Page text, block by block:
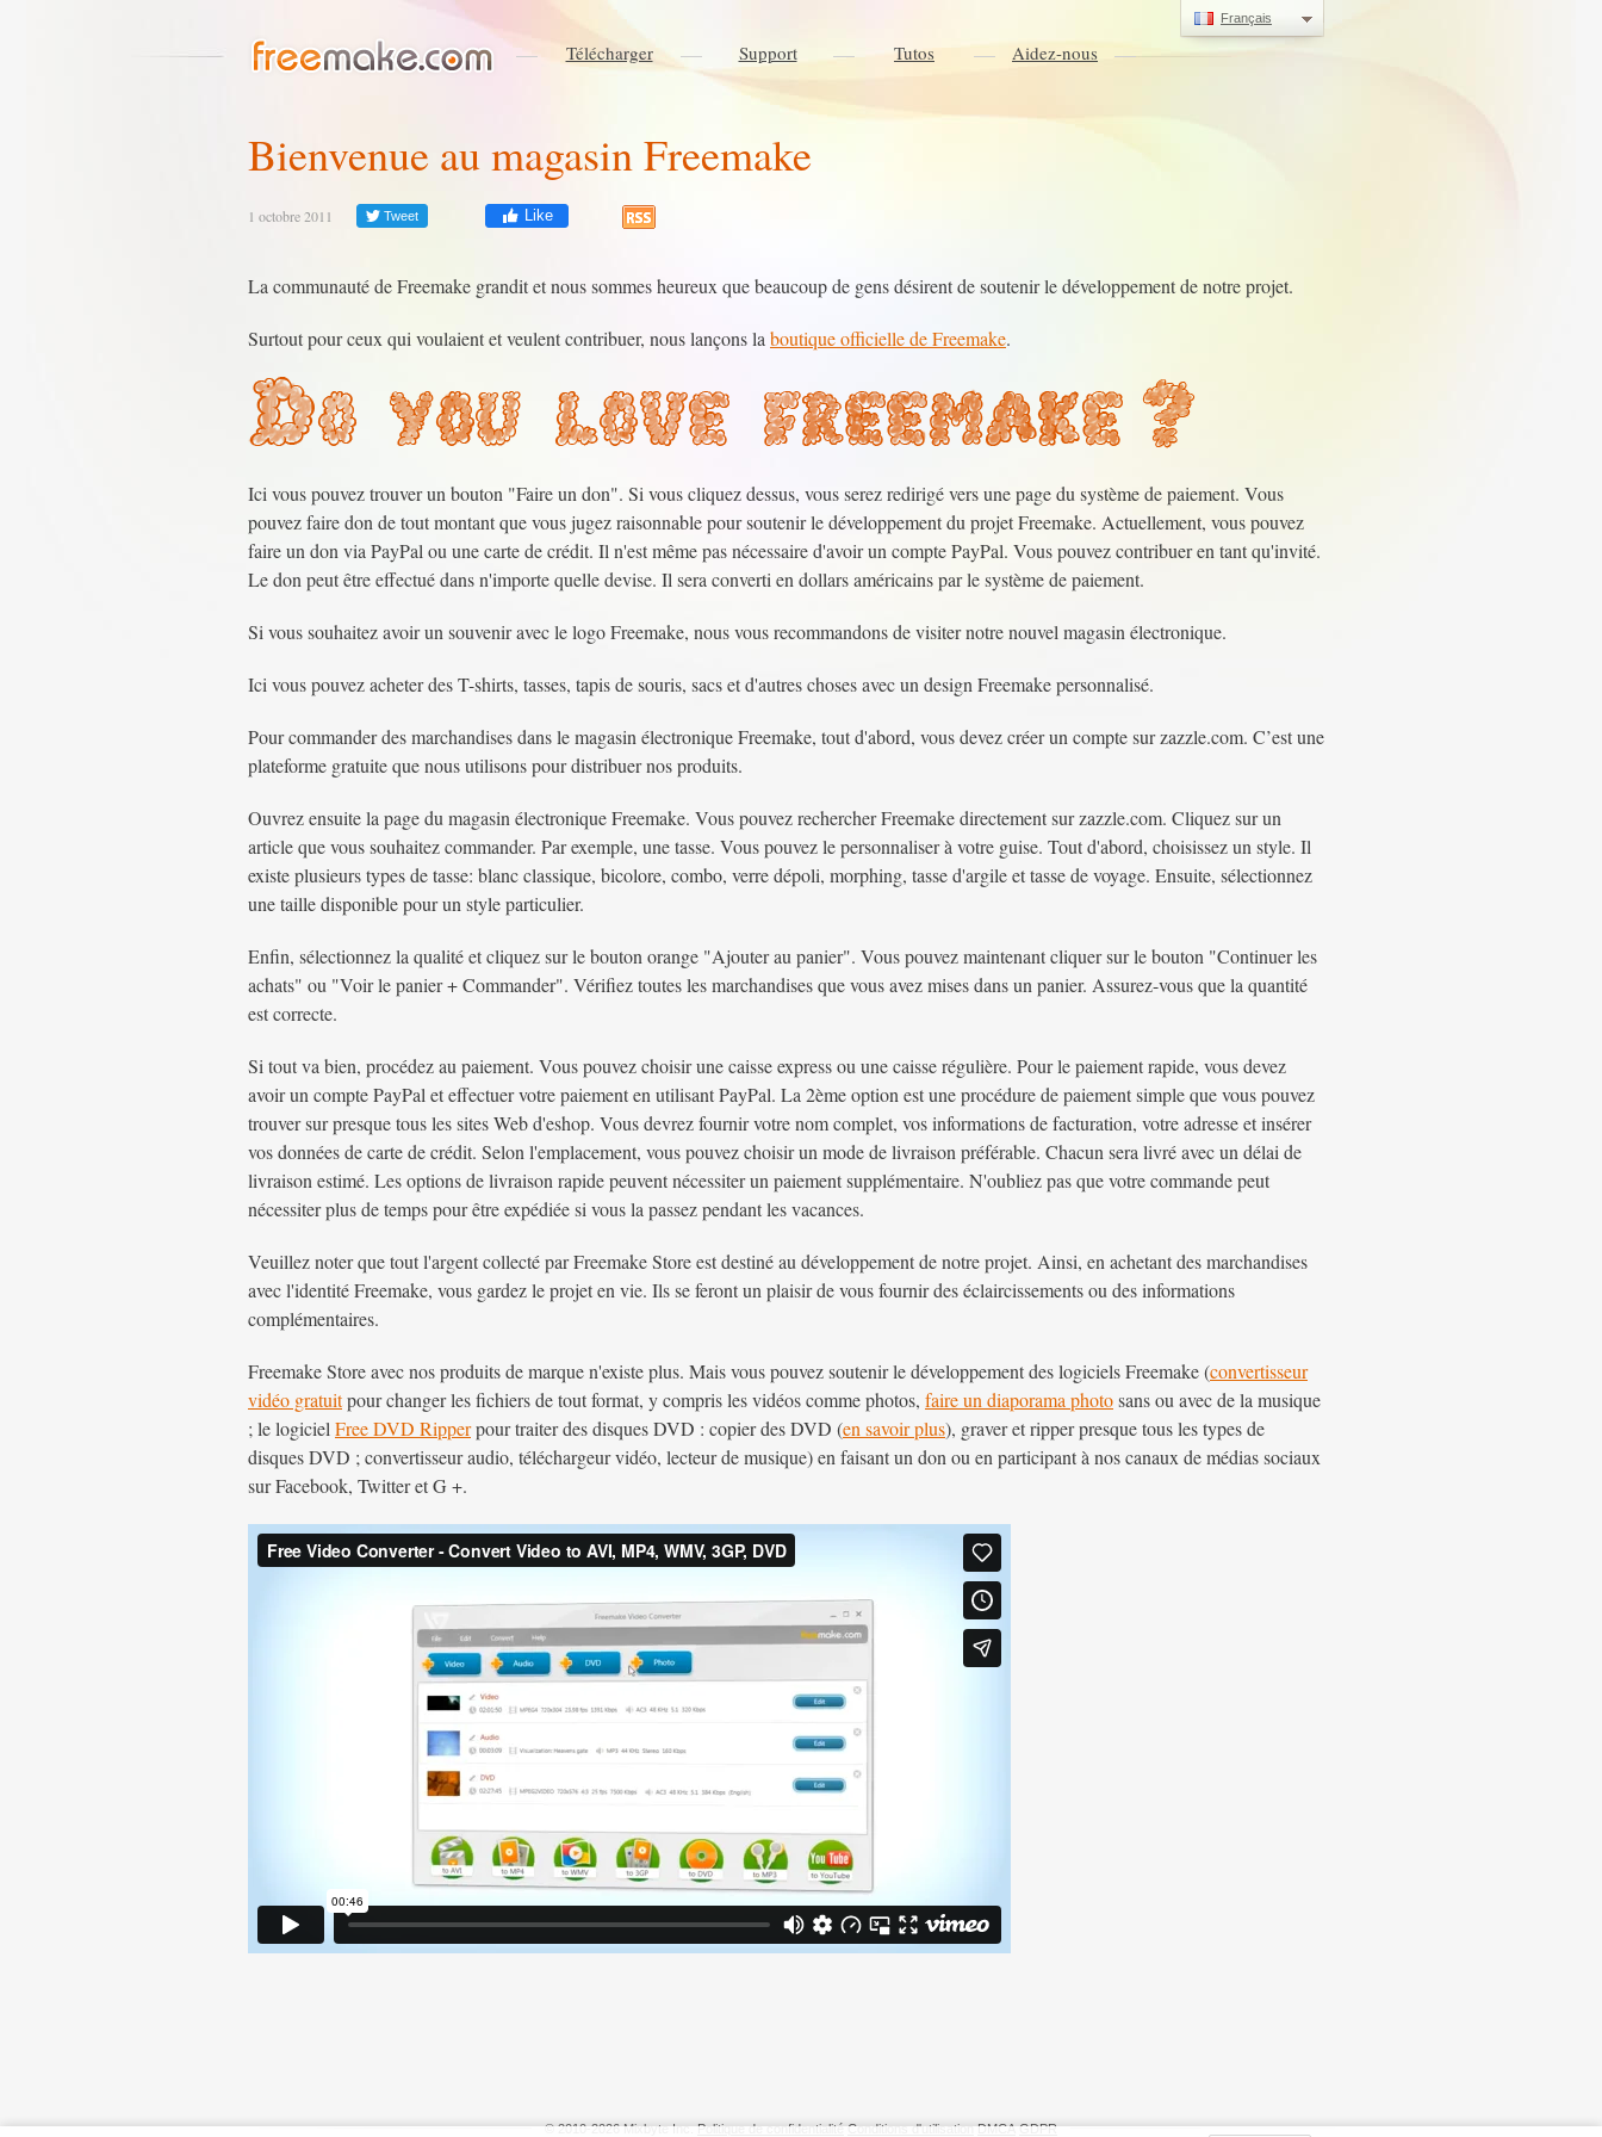
Français
Télécharger Support Tutos Aidez-nous
Bienvenue au magasin Freemake
1 octobre 2011 Tweet Like
La communauté de Freemake grandit et nous sommes heureux que beaucoup de gens désirent de soutenir le développement de notre projet.
Surtout pour ceux qui voulaient et veulent contribuer, nous lançons la boutique officielle de Freemake.
Ici vous pouvez trouver un bouton "Faire un don". Si vous cliquez dessus, vous serez redirigé vers une page du système de paiement. Vous
pouvez faire don de tout montant que vous jugez raisonnable pour soutenir le développement du projet Freemake. Actuellement, vous pouvez
faire un don via PayPal ou une carte de crédit. Il n'est même pas nécessaire d'avoir un compte PayPal. Vous pouvez contribuer en tant qu'invité.
Le don peut être effectué dans n'importe quelle devise. Il sera converti en dollars américains par le système de paiement.
Si vous souhaitez avoir un souvenir avec le logo Freemake, nous vous recommandons de visiter notre nouvel magasin électronique.
Ici vous pouvez acheter des T-shirts, tasses, tapis de souris, sacs et d'autres choses avec un design Freemake personnalisé.
Pour commander des marchandises dans le magasin électronique Freemake, tout d'abord, vous devez créer un compte sur zazzle.com. C’est une
plateforme gratuite que nous utilisons pour distribuer nos produits.
Ouvrez ensuite la page du magasin électronique Freemake. Vous pouvez rechercher Freemake directement sur zazzle.com. Cliquez sur un
article que vous souhaitez commander. Par exemple, une tasse. Vous pouvez le personnaliser à votre guise. Tout d'abord, choisissez un style. Il
existe plusieurs types de tasse: blanc classique, bicolore, combo, verre dépoli, morphing, tasse d'argile et tasse de voyage. Ensuite, sélectionnez
une taille disponible pour un style particulier.
Enfin, sélectionnez la qualité et cliquez sur le bouton orange "Ajouter au panier". Vous pouvez maintenant cliquer sur le bouton "Continuer les
achats" ou "Voir le panier + Commander". Vérifiez toutes les marchandises que vous avez mises dans un panier. Assurez-vous que la quantité
est correcte.
Si tout va bien, procédez au paiement. Vous pouvez choisir une caisse express ou une caisse régulière. Pour le paiement rapide, vous devez
avoir un compte PayPal et effectuer votre paiement en utilisant PayPal. La 2ème option est une procédure de paiement simple que vous pouvez
trouver sur presque tous les sites Web d'eshop. Vous devrez fournir votre nom complet, vos informations de facturation, votre adresse et insérer
vos données de carte de crédit. Selon l'emplacement, vous pouvez choisir un mode de livraison préférable. Chacun sera livré avec un délai de
livraison estimé. Les options de livraison rapide peuvent nécessiter un paiement supplémentaire. N'oubliez pas que votre commande peut
nécessiter plus de temps pour être expédiée si vous la passez pendant les vacances.
Veuillez noter que tout l'argent collecté par Freemake Store est destiné au développement de notre projet. Ainsi, en achetant des marchandises
avec l'identité Freemake, vous gardez le projet en vie. Ils se feront un plaisir de vous fournir des éclaircissements ou des informations
complémentaires.
Freemake Store avec nos produits de marque n'existe plus. Mais vous pouvez soutenir le développement des logiciels Freemake (convertisseur
vidéo gratuitpour changer les fichiers de tout format, y compris les vidéos comme photos, faire un diaporama photosans ou avec de la musique
; le logiciel Free DVD Ripperpour traiter des disques DVD : copier des DVD (en savoir plus), graver et ripper presque tous les types de
disques DVD ; convertisseur audio, téléchargeur vidéo, lecteur de musique) en faisant un don ou en participant à nos canaux de médias sociaux
sur Facebook, Twitter et G +.
© 2010-2026 Mixbyte Inc.Politique de confidentialité Conditions d'utilisation DMCA GDPR